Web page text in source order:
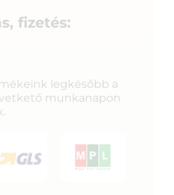
fizetés:
legkésőbb a
munkanapon